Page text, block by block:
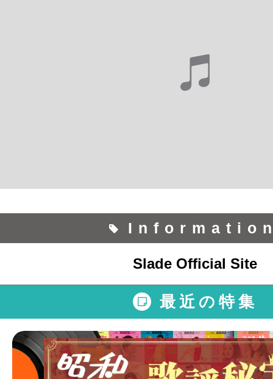
Slade Official Site
最近の特集